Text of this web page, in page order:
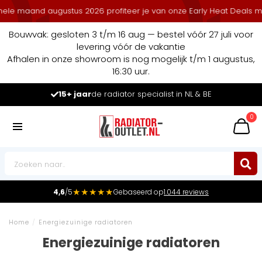
augustus 2026 profiteer je van onze Early Heat Deals met
Bouwvak: gesloten 3 t/m 16 aug — bestel vóór 27 juli voor
levering vóór de vakantie
Afhalen in onze showroom is nog mogelijk t/m 1 augustus,
16:30 uur.
Marktleiderin radiatoren in de Benelux
0
4,6/5★★★★★Gebaseerd op1.044 reviews
Home / Energiezuinige radiatoren
Energiezuinige radiatoren